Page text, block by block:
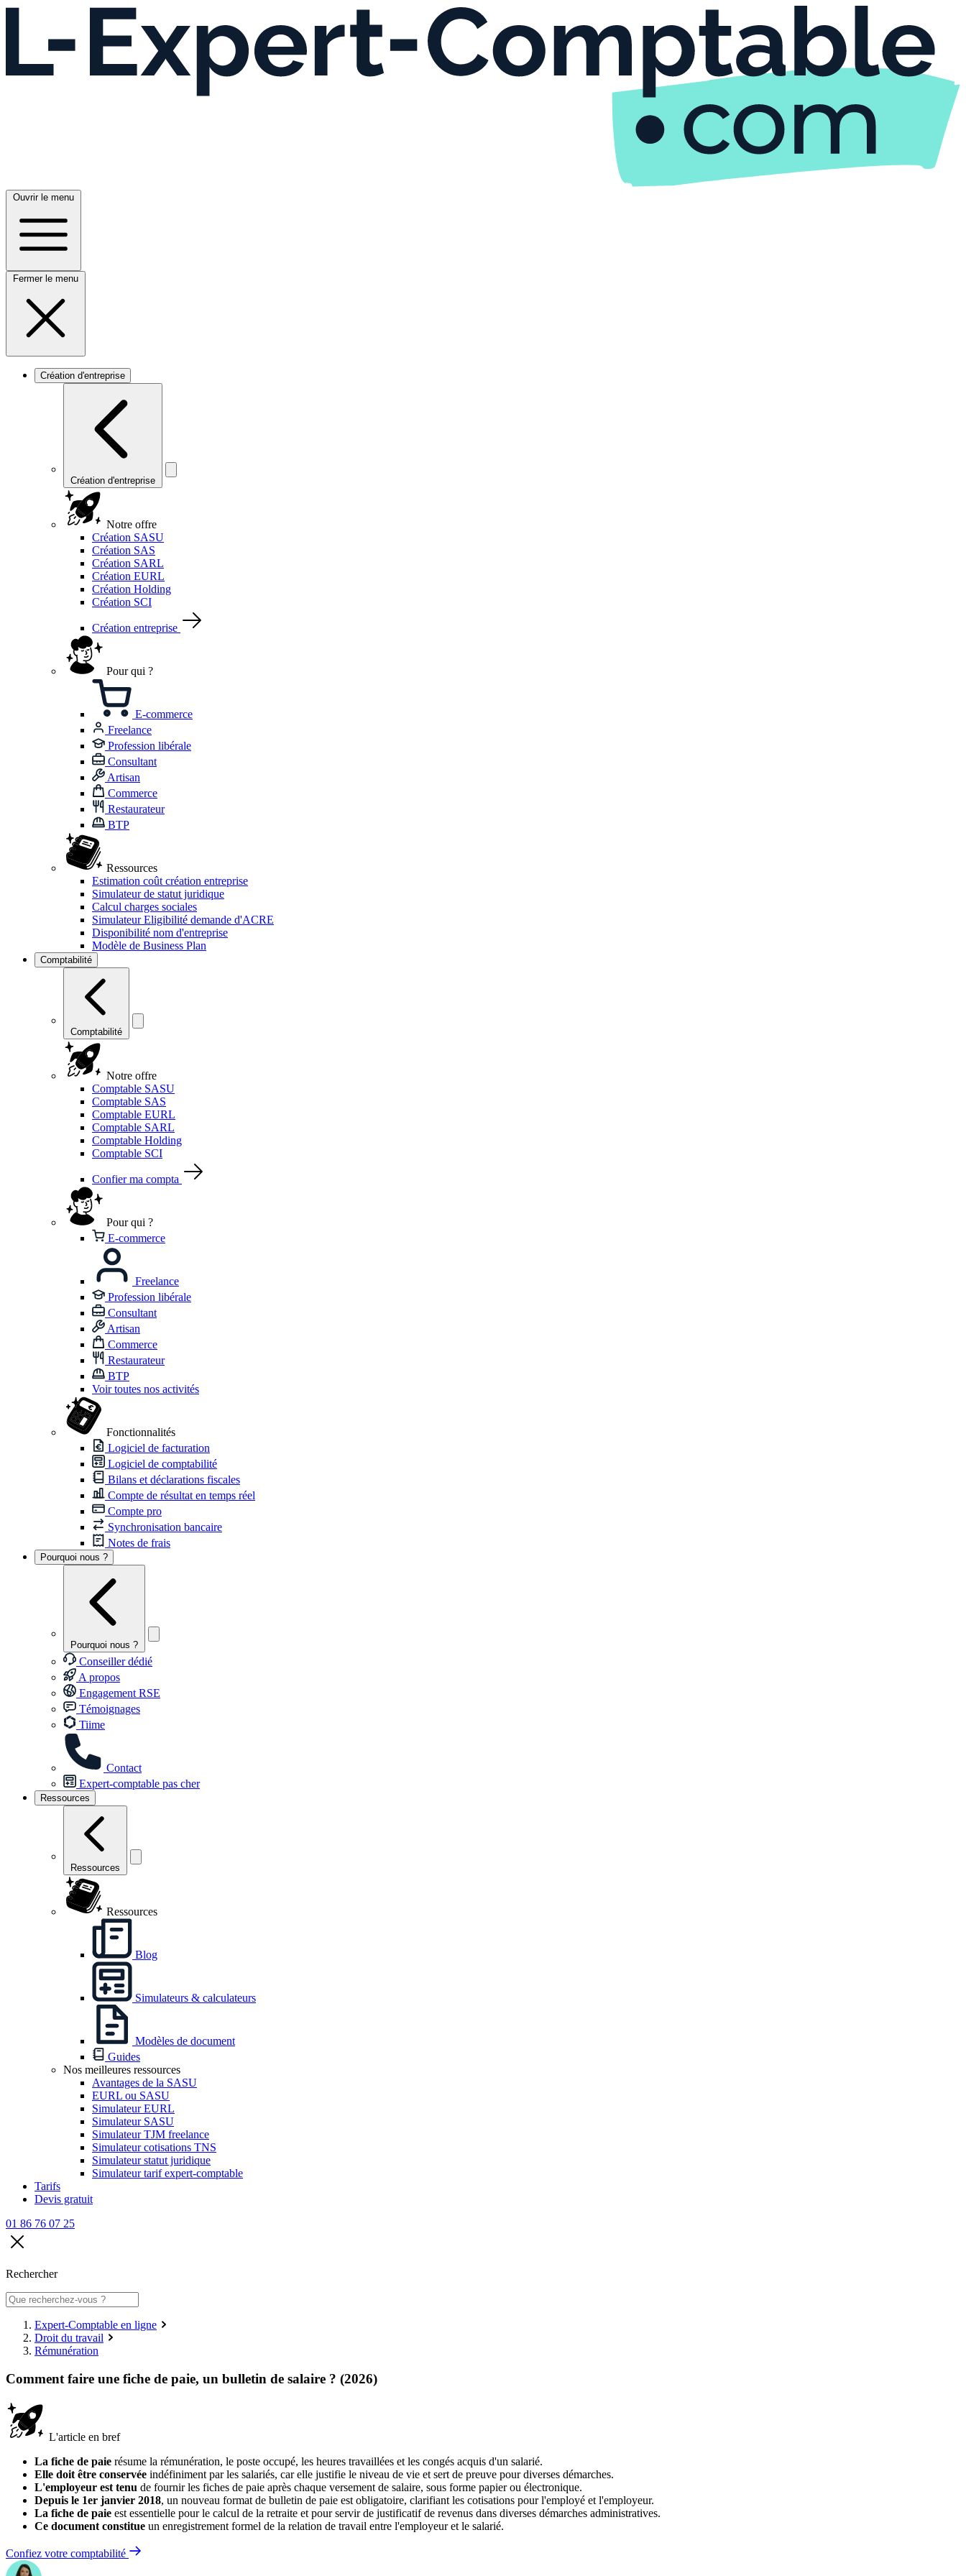
Ouvrir le menu
Fermer le menu
Création d'entreprise
Création d'entreprise
Notre offre
Création SASU
Création SAS
Création SARL
Création EURL
Création Holding
Création SCI
Création entreprise
Pour qui ?
E-commerce
Freelance
Profession libérale
Consultant
Artisan
Commerce
Restaurateur
BTP
Ressources
Estimation coût création entreprise
Simulateur de statut juridique
Calcul charges sociales
Simulateur Eligibilité demande d'ACRE
Disponibilité nom d'entreprise
Modèle de Business Plan
Comptabilité
Comptabilité
Notre offre
Comptable SASU
Comptable SAS
Comptable EURL
Comptable SARL
Comptable Holding
Comptable SCI
Confier ma compta
Pour qui ?
E-commerce
Freelance
Profession libérale
Consultant
Artisan
Commerce
Restaurateur
BTP
Voir toutes nos activités
Fonctionnalités
Logiciel de facturation
Logiciel de comptabilité
Bilans et déclarations fiscales
Compte de résultat en temps réel
Compte pro
Synchronisation bancaire
Notes de frais
Pourquoi nous ?
Pourquoi nous ?
Conseiller dédié
A propos
Engagement RSE
Témoignages
Tiime
Contact
Expert-comptable pas cher
Ressources
Ressources
Ressources
Blog
Simulateurs & calculateurs
Modèles de document
Guides
Nos meilleures ressources
Avantages de la SASU
EURL ou SASU
Simulateur EURL
Simulateur SASU
Simulateur TJM freelance
Simulateur cotisations TNS
Simulateur statut juridique
Simulateur tarif expert-comptable
Tarifs
Devis gratuit
01 86 76 07 25
Rechercher
Expert-Comptable en ligne
Droit du travail
Rémunération
Comment faire une fiche de paie, un bulletin de salaire ? (2026)
L'article en bref
La fiche de paie résume la rémunération, le poste occupé, les heures travaillées et les congés acquis d'un salarié.
Elle doit être conservée indéfiniment par les salariés, car elle justifie le niveau de vie et sert de preuve pour diverses démarches.
L'employeur est tenu de fournir les fiches de paie après chaque versement de salaire, sous forme papier ou électronique.
Depuis le 1er janvier 2018, un nouveau format de bulletin de paie est obligatoire, clarifiant les cotisations pour l'employé et l'employeur.
La fiche de paie est essentielle pour le calcul de la retraite et pour servir de justificatif de revenus dans diverses démarches administratives.
Ce document constitue un enregistrement formel de la relation de travail entre l'employeur et le salarié.
Confiez votre comptabilité